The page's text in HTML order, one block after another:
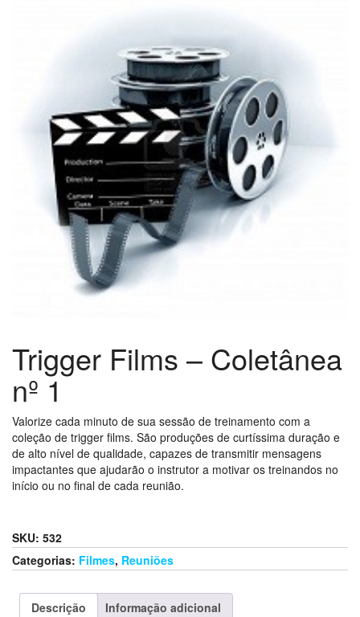
Trigger Films – Coletânea
nº 1
Valorize cada minuto de sua sessão de treinamento com a
coleção de trigger films. São produções de curtíssima duração e
de alto nível de qualidade, capazes de transmitir mensagens
impactantes que ajudarão o instrutor a motivar os treinandos no
início ou no final de cada reunião.
SKU: 532
Categorias: Filmes, Reuniões
Descrição Informação adicional